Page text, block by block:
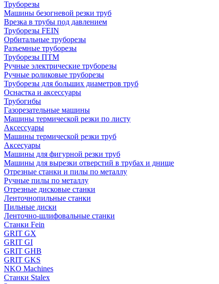
Труборезы
Машины безогневой резки труб
Врезка в трубы под давлением
Труборезы FEIN
Орбитальные труборезы
Разъемные труборезы
Труборезы ПТМ
Ручные электрические труборезы
Ручные роликовые труборезы
Труборезы для больших диаметров труб
Оснастка и аксессуары
Трубогибы
Газорезательные машины
Машины термической резки по листу
Аксессуары
Машины термической резки труб
Аксесуары
Машины для фигурной резки труб
Машины для вырезки отверстий в трубах и днище
Отрезные станки и пилы по металлу
Ручные пилы по металлу
Отрезные дисковые станки
Ленточнопильные станки
Пильные диски
Ленточно-шлифовальные станки
Станки Fein
GRIT GX
GRIT GI
GRIT GHB
GRIT GKS
NKO Machines
Станки Stalex